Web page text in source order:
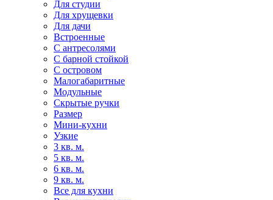
Для студии
Для хрущевки
Для дачи
Встроенные
С антресолями
С барной стойкой
С островом
Малогабаритные
Модульные
Скрытые ручки
Размер
Мини-кухни
Узкие
3 кв. м.
5 кв. м.
6 кв. м.
9 кв. м.
Все для кухни